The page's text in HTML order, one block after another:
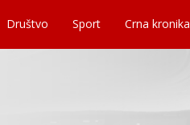
Društvo Sport Crna kronika